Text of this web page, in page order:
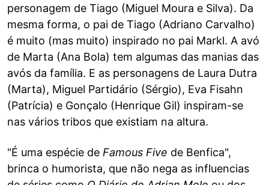
personagem de Tiago (Miguel Moura e Silva). Da
mesma forma, o pai de Tiago (Adriano Carvalho)
é muito (mas muito) inspirado no pai Markl. A avó
de Marta (Ana Bola) tem algumas das manias das
avós da família. E as personagens de Laura Dutra
(Marta), Miguel Partidário (Sérgio), Eva Fisahn
(Patrícia) e Gonçalo (Henrique Gil) inspiram-se
nas vários tribos que existiam na altura.
"É uma espécie de Famous Five de Benfica",
brinca o humorista, que não nega as influencias